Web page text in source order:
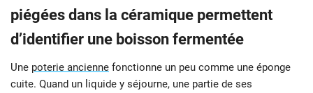
piégées dans la céramique permettent
d’identifier une boisson fermentée
Une poterie ancienne fonctionne un peu comme une éponge
cuite. Quand un liquide y séjourne, une partie de ses